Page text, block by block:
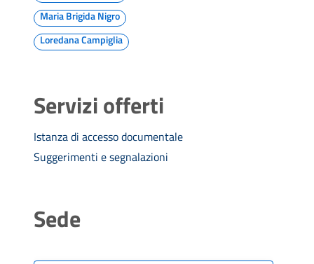
Maria Brigida Nigro
Loredana Campiglia
Servizi offerti
Istanza di accesso documentale
Suggerimenti e segnalazioni
Sede